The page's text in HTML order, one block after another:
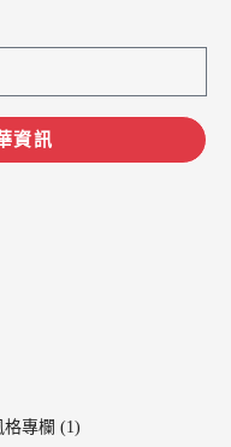
資訊
專欄 (1)